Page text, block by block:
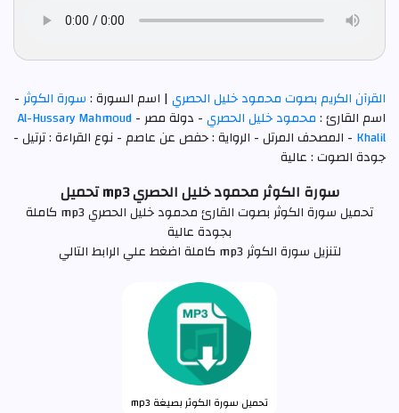
القرآن الكريم بصوت محمود خليل الحصري| اسم السورة :سورة الكوثر-
اسم القارئ :محمود خليل الحصري- دولة مصر -Al-Hussary Mahmoud
Khalil - المصحف المرتل - الرواية : حفص عن عاصم - نوع القراءة : ترتيل -
جودة الصوت : عالية
سورة الكوثر محمود خليل الحصري mp3 تحميل
تحميل سورة الكوثر بصوت القارئ محمود خليل الحصري mp3 كاملة
بجودة عالية
لتنزيل سورة الكوثر mp3 كاملة اضغط علي الرابط التالي
تحميل سورة الكوثر بصيغة mp3